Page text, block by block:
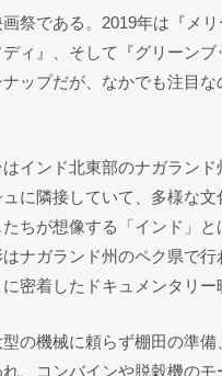
祭である。2019年は『メ
ディ』、そして『グリーン
ップだが、なかでも注目
インド北東部のナガランド
に隣接していて、多様な
ちが想像する「インド」
ナガランド州のペク県で
密着したドキュメンタリー
の機械に頼らず棚田の準
、コンバインや脱穀機の